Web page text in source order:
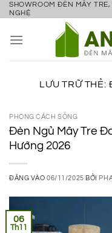
Bỏ
nội
SHOWROOM ĐÈN MÂY
NGHỆ
LƯU TRỮ THẺ:
PHONG CÁCH SỐNG
Đèn Ngủ Mây Tre
Hướng 2026
ĐĂNG VÀO06/11/2025 BỞI
06
Th11